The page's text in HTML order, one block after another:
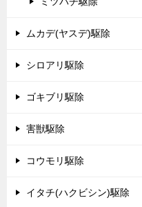
ムカデ(ヤスデ)駆除
シロアリ駆除
ゴキブリ駆除
害獣駆除
コウモリ駆除
イタチ(ハクビシン)駆除